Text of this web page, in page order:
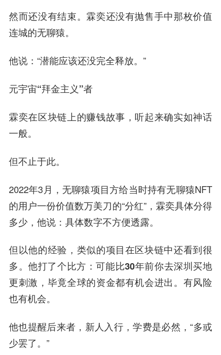
然而还没有结束。霖奕还没有抛售手中那枚价值
连城的无聊猿。
他说：“潜能应该还没完全释放。”
元宇宙“拜金主义”者
霖奕在区块链上的赚钱故事，听起来确实如神话
一般。
但不止于此。
2022年3月，无聊猿项目方给当时持有无聊猿NFT
的用户一份价值数万美刀的“分红”，霖奕具体分得
多少，他说：具体数字不方便透露。
但以他的经验，类似的项目在区块链中还看到很
多。他打了个比方：可能比30年前你去深圳买地
更刺激，毕竟全球的资金都有机会进出。有风险
也有机会。
他也提醒后来者，新人入行，学费是必然，“多或
少罢了。”